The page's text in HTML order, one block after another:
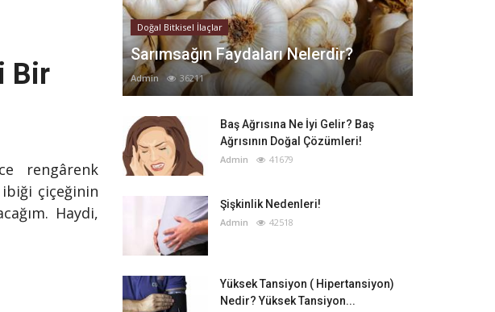
Bir
rengârenk
çiçeğinin
Haydi,
Doğal Bitkisel İlaçlar
Sarımsağın Faydaları Nelerdir?
Admin 36211
Baş Ağrısına Ne İyi Gelir? Baş
Ağrısının Doğal Çözümleri!
Admin 41679
Şişkinlik Nedenleri!
Admin 42518
Yüksek Tansiyon ( Hipertansiyon)
Nedir? Yüksek Tansiyon...